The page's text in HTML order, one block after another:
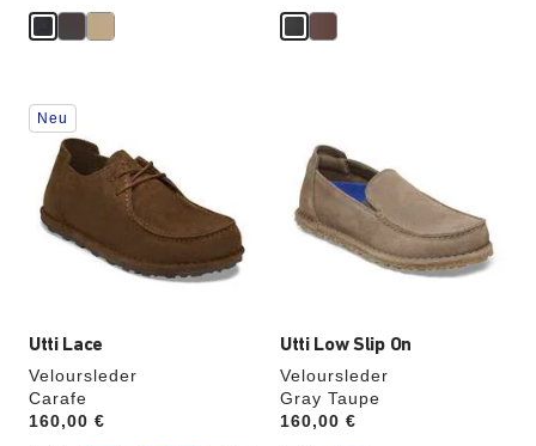
Utti Lace
Veloursleder
Carafe
Price:
160,00 €
Durch
Anklicken
Farben
werden
die
Produktbilder
aktualisiert.
Neu
Utti Low Slip On
Veloursleder
Gray Taupe
Price:
160,00 €
Farben
werden
die
Produktbilder
aktualisiert.